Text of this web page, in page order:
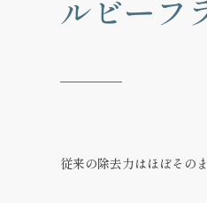
ルビーフ
従来の除去力はほぼそのま